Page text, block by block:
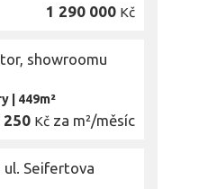
1 290 000 Kč
showroomu
449m²
250 Kč za m²/měsíc
ul. Seifertova